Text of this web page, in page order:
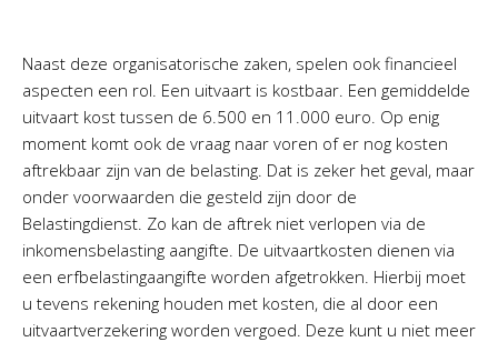
Naast deze organisatorische zaken, spelen ook financieel
aspecten een rol. Een uitvaart is kostbaar. Een gemiddelde
uitvaart kost tussen de 6.500 en 11.000 euro. Op enig
moment komt ook de vraag naar voren of er nog kosten
aftrekbaar zijn van de belasting. Dat is zeker het geval, maar
onder voorwaarden die gesteld zijn door de
Belastingdienst. Zo kan de aftrek niet verlopen via de
inkomensbelasting aangifte. De uitvaartkosten dienen via
een erfbelastingaangifte worden afgetrokken. Hierbij moet
u tevens rekening houden met kosten, die al door een
uitvaartverzekering worden vergoed. Deze kunt u niet meer